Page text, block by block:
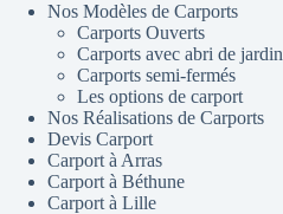
Nos Modèles de Carports
Carports Ouverts
Carports avec abri de jardin
Carports semi-fermés
Les options de carport
Nos Réalisations de Carports
Devis Carport
Carport à Arras
Carport à Béthune
Carport à Lille